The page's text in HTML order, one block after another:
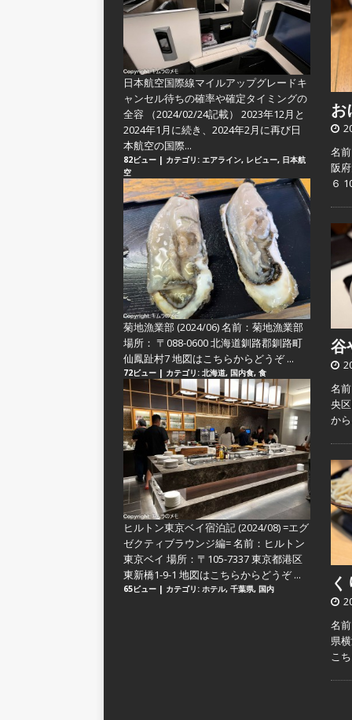
日本航空国際線マイルアップグレードキ
ャンセル待ちの確率や確定タイミングの
全容
（2024/02/24記載） 2023年12月と
2024年1月に続き、2024年2月に再び日
本航空の国際...
82ビュー | カテゴリ: エアライン, レビュー, 日本航
空
菊地漁業部 (2024/06)名前：菊地漁業部
場所： 〒088-0600 北海道釧路郡釧路町
仙鳳趾村7 地図はこちらからどうぞ ...
72ビュー | カテゴリ: 北海道, 国内食, 食
ヒルトン東京ベイ宿泊記 (2024/08) =エグ
ゼクティブラウンジ編=名前：ヒルトン
東京ベイ 場所：〒105-7337 東京都港区
東新橋1-9-1 地図はこちらからどうぞ ...
65ビュー | カテゴリ: ホテル, 千葉県, 国内
お
名
阪
６
谷
名
央
か
名
県
こ